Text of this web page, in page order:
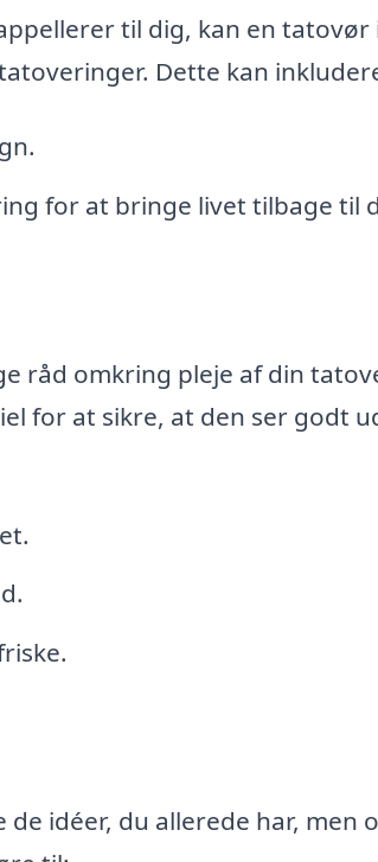
til dig, kan en tatovør
Dette kan
for at bringe livet tilbage til
råd omkring pleje af din
for at sikre, at den ser godt
idéer, du allerede har, men